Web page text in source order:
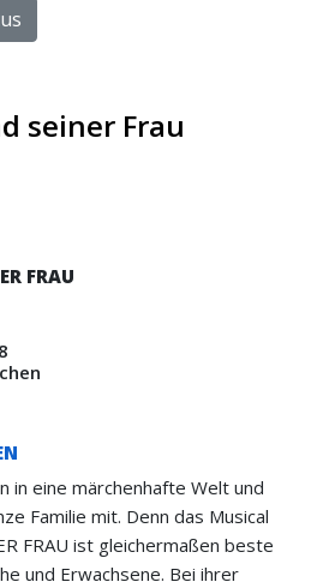
seiner Frau
FRAU
in eine märchenhafte Welt und
Familie mit. Denn das Musical
FRAU ist gleichermaßen beste
und Erwachsene. Bei ihrer